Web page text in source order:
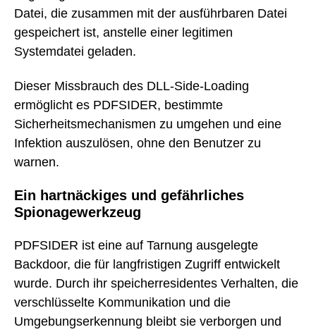
Datei, die zusammen mit der ausführbaren Datei
gespeichert ist, anstelle einer legitimen
Systemdatei geladen.
Dieser Missbrauch des DLL-Side-Loading
ermöglicht es PDFSIDER, bestimmte
Sicherheitsmechanismen zu umgehen und eine
Infektion auszulösen, ohne den Benutzer zu
warnen.
Ein hartnäckiges und gefährliches
Spionagewerkzeug
PDFSIDER ist eine auf Tarnung ausgelegte
Backdoor, die für langfristigen Zugriff entwickelt
wurde. Durch ihr speicherresidentes Verhalten, die
verschlüsselte Kommunikation und die
Umgebungserkennung bleibt sie verborgen und